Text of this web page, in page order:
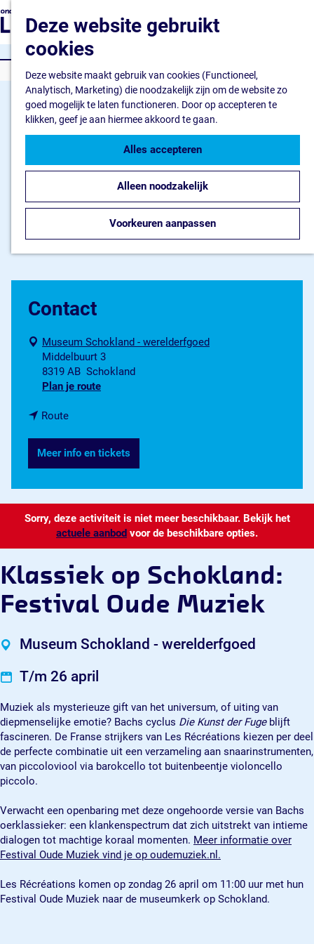
Deze website gebruikt
cookies
Deze website maakt gebruik van cookies (Functioneel,
Analytisch, Marketing) die noodzakelijk zijn om de website zo
goed mogelijk te laten functioneren. Door op accepteren te
klikken, geef je aan hiermee akkoord te gaan.
Alles accepteren
Alleen noodzakelijk
Voorkeuren aanpassen
a
n
a
a
r
d
e
h
a
Z
o
e
n
M
u
Ik wil starten
Ik wil uitbreiden
Flevokust Haven
Bedrijventerrein
Haven en Kade
Nieuws Flevokust Haven
Nieuws en contact
Nieuws
Contact
Jaarkalender
KLASSIEKE MUZIEK
Sorry, deze activiteit is niet meer beschikbaar. Bekijk het
actuele aanbod voor de beschikbare opties.
Klassiek op Schokland:
Festival Oude Muziek
Museum Schokland - werelderfgoed
T/m 26 april
Muziek als mysterieuze gift van het universum, of uiting van
diepmenselijke emotie? Bachs cyclus Die Kunst der Fugeblijft
fascineren. De Franse strijkers van Les Récréations kiezen per deel
de perfecte combinatie uit een verzameling aan snaarinstrumenten,
van piccoloviool via barokcello tot buitenbeentje violoncello
piccolo.
Verwacht een openbaring met deze ongehoorde versie van Bachs
oerklassieker: een klankenspectrum dat zich uitstrekt van intieme
dialogen tot machtige koraal momenten. Meer informatie over
Festival Oude Muziek vind je op oudemuziek.nl.
Les Récréations komen op zondag 26 april om 11:00 uur met hun
Festival Oude Muziek naar de museumkerk op Schokland.
Contact
Museum Schokland - werelderfgoed
Middelbuurt 3
8319 AB Schokland
Plan je routen
l
s
s
i
e
k
p
k
d
:
F
e
s
v
a
l
O
d
e
Routen
r
l
a
s
s
i
e
k
p
h
k
a
n
d
:
F
t
i
v
a
O
u
Meer info en tickets